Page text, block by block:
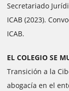
Secretariado
ICAB (2023).
ICAB.
EL COLEGIO SE
Transición a la
abogacía en el